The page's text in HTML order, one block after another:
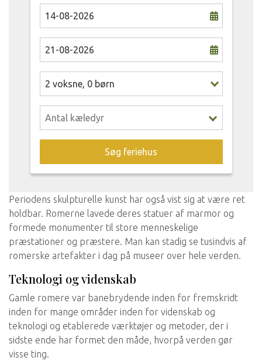
2 voksne, 0 børn
Søg feriehus
Periodens skulpturelle kunst har også vist sig at være ret
holdbar. Romerne lavede deres statuer af marmor og
formede monumenter til store menneskelige
præstationer og præstere. Man kan stadig se tusindvis af
romerske artefakter i dag på museer over hele verden.
Teknologi og videnskab
Gamle romere var banebrydende inden for fremskridt
inden for mange områder inden for videnskab og
teknologi og etablerede værktøjer og metoder, der i
sidste ende har formet den måde, hvorpå verden gør
visse ting.